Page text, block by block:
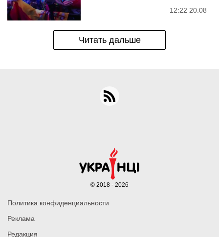
12:22 20.08
Читать дальше
Политика конфиденциальности
Реклама
Редакция
© 2018 - 2026